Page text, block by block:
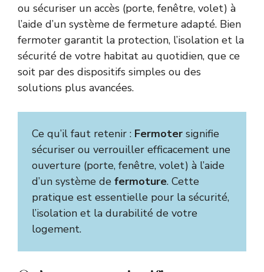
ou sécuriser un accès (porte, fenêtre, volet) à
l’aide d’un système de fermeture adapté. Bien
fermoter garantit la protection, l’isolation et la
sécurité de votre habitat au quotidien, que ce
soit par des dispositifs simples ou des
solutions plus avancées.
Ce qu’il faut retenir : Fermoter signifie
sécuriser ou verrouiller efficacement une
ouverture (porte, fenêtre, volet) à l’aide
d’un système de fermoture. Cette
pratique est essentielle pour la sécurité,
l’isolation et la durabilité de votre
logement.